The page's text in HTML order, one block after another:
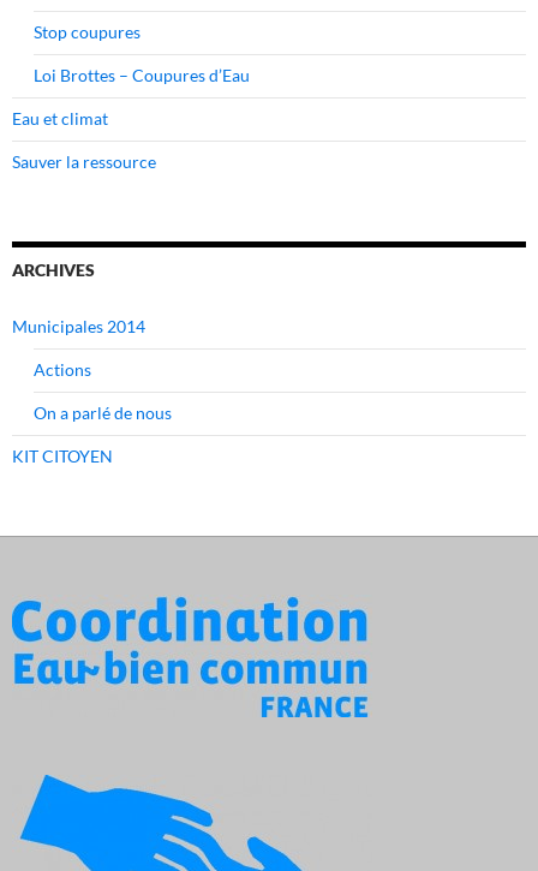
Stop coupures
Loi Brottes – Coupures d’Eau
Eau et climat
Sauver la ressource
ARCHIVES
Municipales 2014
Actions
On a parlé de nous
KIT CITOYEN